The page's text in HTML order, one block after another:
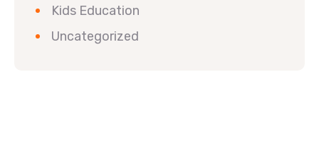
Kids Education
Uncategorized